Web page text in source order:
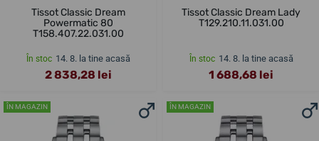
Tissot Classic Dream
Powermatic 80
T158.407.22.031.00
În stoc 14. 8. la tine acasă
2 838,28 lei
Tissot Classic Dream Lady
T129.210.11.031.00
În stoc 14. 8. la tine acasă
1 688,68 lei
ÎN MAGAZIN ÎN MAGAZIN